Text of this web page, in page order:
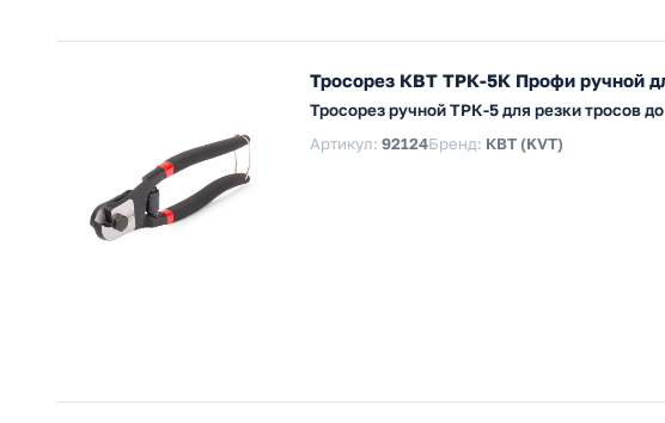
Тросорез КВТ ТРК-5К Профи ручной
Тросорез ручной ТРК-5 для резки тросов
Артикул: 92124Бренд: КВТ (KVT)